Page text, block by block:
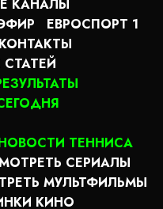
КАНАЛЫ
ЕВРОСПОРТ 1
КОНТАКТЫ
ТЕННИСА
СЕРИАЛЫ
МУЛЬТФИЛЬМЫ
КИНО